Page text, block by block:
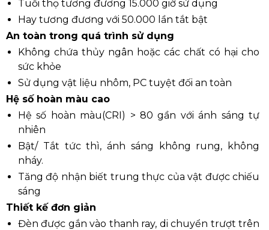
Tuổi thọ tương đương 15.000 giờ sử dụng
Hay tương đương với 50.000 lần tắt bật
An toàn trong quá trình sử dụng
Không chứa thủy ngân hoặc các chất có hại cho
sức khỏe
Sử dụng vật liệu nhôm, PC tuyệt đối an toàn
Hệ số hoàn màu cao
Hệ số hoàn màu(CRI) > 80 gần với ánh sáng tự
nhiên
Bật/ Tắt tức thì, ánh sáng không rung, không
nháy.
Tăng độ nhận biết trung thực của vật được chiếu
sáng
Thiết kế đơn giản
Đèn được gắn vào thanh ray, di chuyển trượt trên